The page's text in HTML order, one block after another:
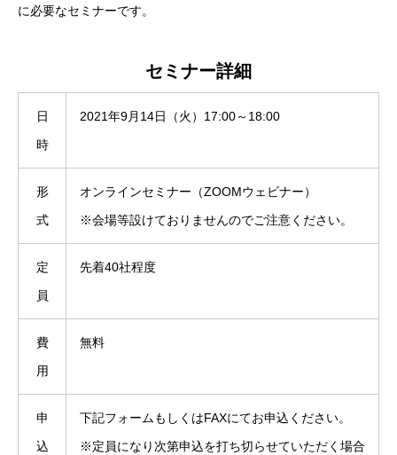
に必要なセミナーです。
セミナー詳細
日
時
2021年9月14日（火）17:00～18:00
形
式
オンラインセミナー（ZOOMウェビナー）
※会場等設けておりませんのでご注意ください。
定
員
先着40社程度
費
用
無料
申
込
下記フォームもしくはFAXにてお申込ください。
※定員になり次第申込を打ち切らせていただく場合